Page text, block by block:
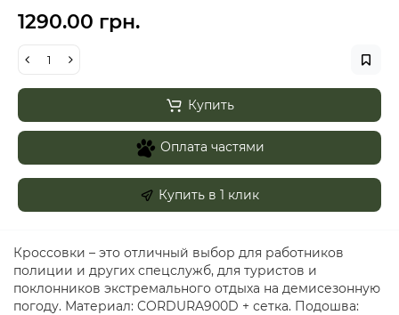
1290.00 грн.
Купить
Оплата частями
Купить в 1 клик
Кроссовки – это отличный выбор для работников
полиции и других спецслужб, для туристов и
поклонников экстремального отдыха на демисезонную
погоду. Материал: CORDURA900D + сетка. Подошва: